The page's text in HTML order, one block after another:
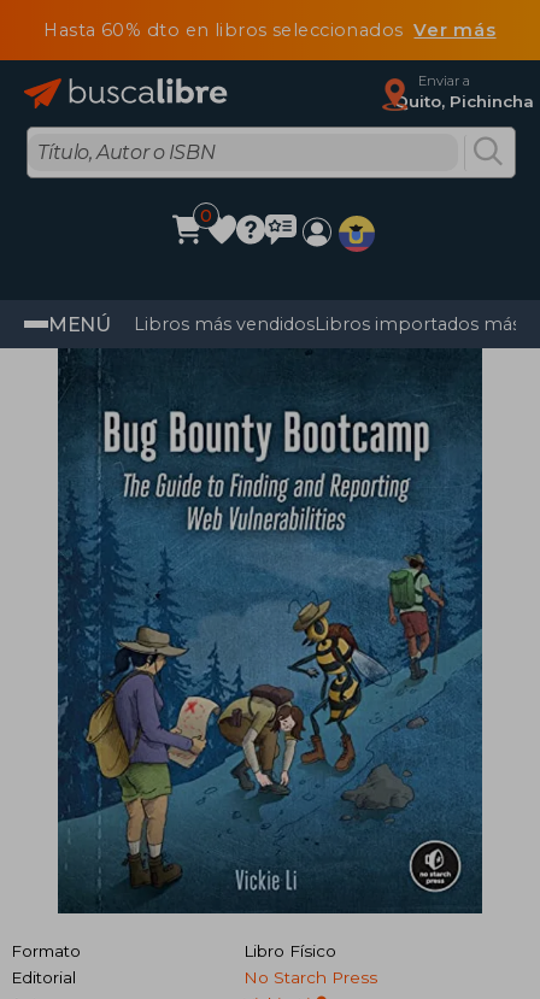
Hasta 60% dto en libros seleccionadosVer más
Enviar a
Quito, Pichincha
0
MENÚ Libros más vendidosLibros importados más
Formato
Libro Físico
Editorial
No Starch Press